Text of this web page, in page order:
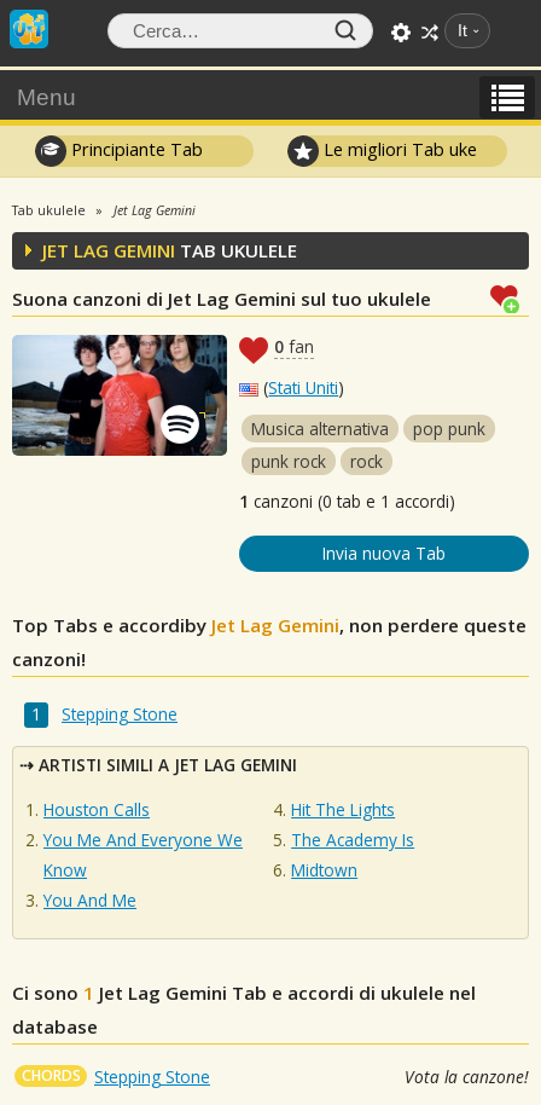
It
Menu
Principiante Tab Le migliori Tab uke
Tab ukulele Jet Lag Gemini
JET LAG GEMINI TAB UKULELE
Suona canzoni di Jet Lag Gemini sul tuo ukulele
0 fan
(Stati Uniti)
Musica alternativa
pop punk
punk rock
rock
1 canzoni (0 tab e 1 accordi)
Invia nuova Tab
Top Tabs e accordiby Jet Lag Gemini, non perdere queste
canzoni!
Stepping Stone
ARTISTI SIMILI A JET LAG GEMINI
Houston Calls
You Me And Everyone We
Know
You And Me
Hit The Lights
The Academy Is
Midtown
Ci sono 1 Jet Lag Gemini Tab e accordi di ukulele nel
database
CHORDS Stepping Stone Vota la canzone!